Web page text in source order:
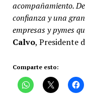
acompañamiento.
confianza y una
empresas y pymes
Calvo, Presidente
Comparte esto: